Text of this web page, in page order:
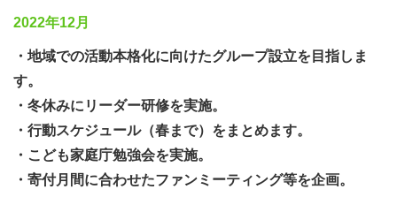
改善に繋がる企画にも重点を置いています。ソフト面・ハ
本年秋には、会場・オンラインのハイブリッド型イベント
を開催。コロナ禍以降では、初めてとなる対面活動で、こ
の子どもの権利条約をベースに、多くの声や意見を集め
て、学校や行政などに提言したり、社会課題として考え、
課題改善に結びつけていくためのファースト・ステップと
2022年12月
・地域での活動本格化に向けたグループ設立を目指しま
す。
・冬休みにリーダー研修を実施。
・行動スケジュール（春まで）をまとめます。
・こども家庭庁勉強会を実施。
・寄付月間に合わせたファンミーティング等を企画。